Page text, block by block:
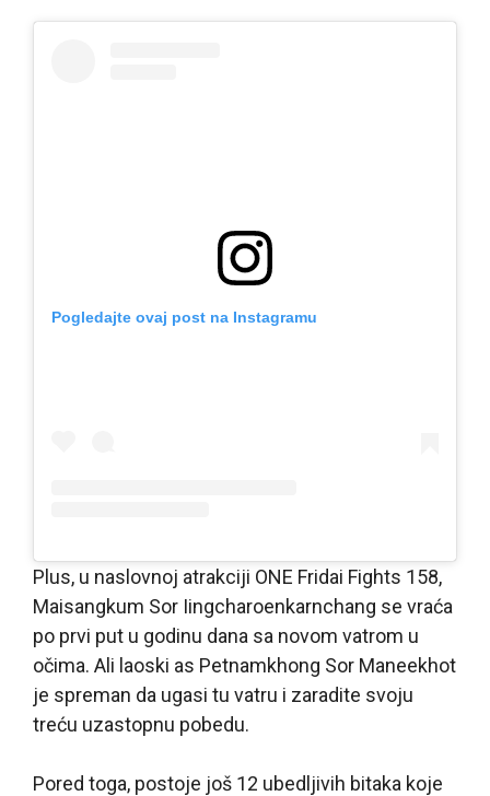
Pogledajte ovaj post na Instagramu
Plus, u naslovnoj atrakciji ONE Fridai Fights 158,
Maisangkum Sor Iingcharoenkarnchang se vraća
po prvi put u godinu dana sa novom vatrom u
očima. Ali laoski as Petnamkhong Sor Maneekhot
je spreman da ugasi tu vatru i zaradite svoju
treću uzastopnu pobedu.
Pored toga, postoje još 12 ubedljivih bitaka koje